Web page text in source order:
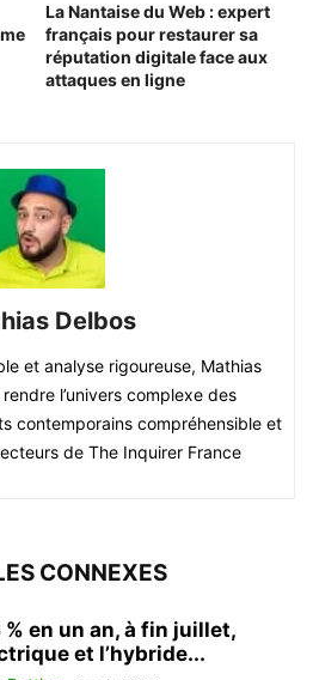
La Nantaise du Web : expert
français pour restaurer sa
réputation digitale face aux
attaques en ligne
Delbos
et analyse rigoureuse, Mathias
l’univers complexe des
contemporains compréhensible et
de The Inquirer France
CONNEXES
% en un an, à fin juillet,
et l’hybride...